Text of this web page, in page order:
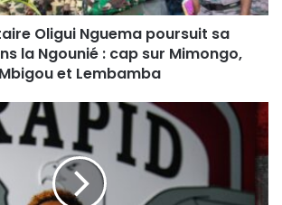
Oligui Nguema poursuit sa
la Ngounié : cap sur Mimongo,
Mbigou et Lembamba